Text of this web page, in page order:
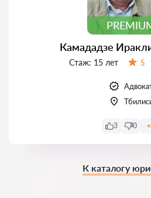
Камададзе
Стаж: 15 лет 5
3 0
К каталогу